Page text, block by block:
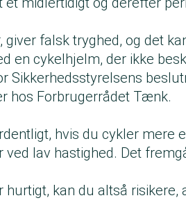
giver falsk tryghed, og det
en cykelhjelm, der ikke
Sikkerhedsstyrelsens
hos Forbrugerrådet Tænk.
hvis du cykler mere
lav hastighed. Det
kan du altså risikere,